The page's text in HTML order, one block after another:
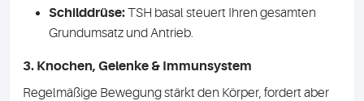
Schilddrüse:TSH basal steuert Ihren gesamten
Grundumsatz und Antrieb.
3. Knochen, Gelenke & Immunsystem
Regelmäßige Bewegung stärkt den Körper, fordert aber